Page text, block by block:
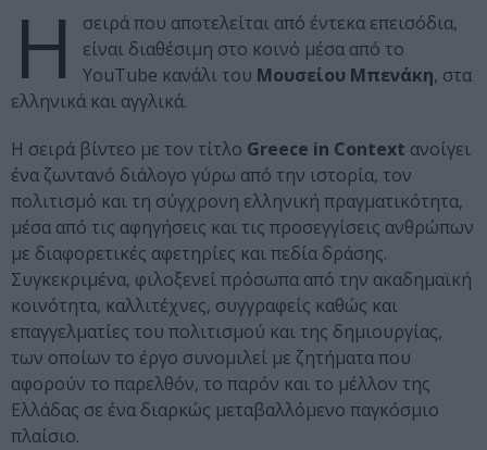
Η
σειρά που αποτελείται από έντεκα επεισόδια,
είναι διαθέσιμη στο κοινό μέσα από το
YouTube κανάλι του Μουσείου Μπενάκη, στα
ελληνικά και αγγλικά.
Η σειρά βίντεο με τον τίτλο Greece in Context ανοίγει
ένα ζωντανό διάλογο γύρω από την ιστορία, τον
πολιτισμό και τη σύγχρονη ελληνική πραγματικότητα,
μέσα από τις αφηγήσεις και τις προσεγγίσεις ανθρώπων
με διαφορετικές αφετηρίες και πεδία δράσης.
Συγκεκριμένα, φιλοξενεί πρόσωπα από την ακαδημαϊκή
κοινότητα, καλλιτέχνες, συγγραφείς καθώς και
επαγγελματίες του πολιτισμού και της δημιουργίας,
των οποίων το έργο συνομιλεί με ζητήματα που
αφορούν το παρελθόν, το παρόν και το μέλλον της
Ελλάδας σε ένα διαρκώς μεταβαλλόμενο παγκόσμιο
πλαίσιο.